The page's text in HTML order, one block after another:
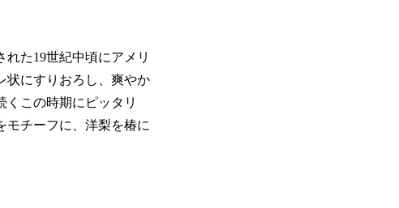
た19世紀中頃にアメリ
状にすりおろし、爽やか
この時期にピッタリ
モチーフに、洋梨を椿に